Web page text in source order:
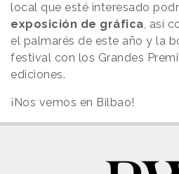
local que esté interesado
exposición de gráfica, así
el palmarés de este año y la
festival con los Grandes
ediciones.
¡Nos vemos en Bilbao!